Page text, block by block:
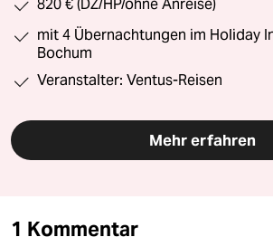
820 € (DZ/HP/ohne Anreise)
mit 4 Übernachtungen im Holiday
Bochum
Veranstalter: Ventus-Reisen
Mehr erfahren
1 Kommentar